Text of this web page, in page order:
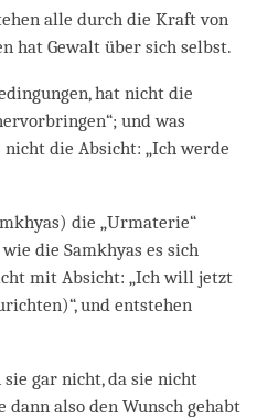
alle durch die Kraft von
hat Gewalt über sich selbst.
hat nicht die
und was
die Absicht: „Ich werde
die „Urmaterie“
wie die Samkhyas es sich
mit Absicht: „Ich will jetzt
und entstehen
gar nicht, da sie nicht
also den Wunsch gehabt